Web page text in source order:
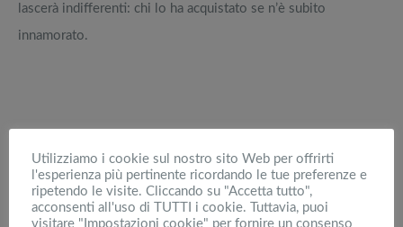
lascerà indifferenti: chi lo ha acquistato se n’è subito
innamorato.
Utilizziamo i cookie sul nostro sito Web per offrirti
l'esperienza più pertinente ricordando le tue preferenze e
ripetendo le visite. Cliccando su "Accetta tutto",
acconsenti all'uso di TUTTI i cookie. Tuttavia, puoi
visitare "Impostazioni cookie" per fornire un consenso